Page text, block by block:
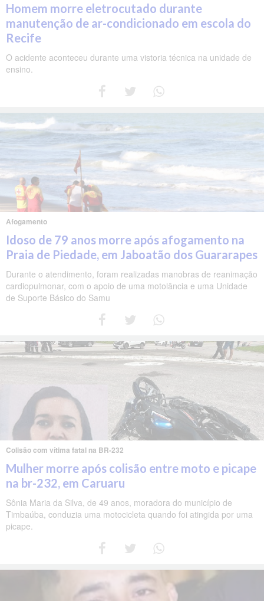
Homem morre eletrocutado durante
manutenção de ar-condicionado em escola do
Recife
O acidente aconteceu durante uma vistoria técnica na unidade de
ensino.
Afogamento
Idoso de 79 anos morre após afogamento na
Praia de Piedade, em Jaboatão dos Guararapes
Durante o atendimento, foram realizadas manobras de reanimação
cardiopulmonar, com o apoio de uma motolância e uma Unidade
de Suporte Básico do Samu
Colisão com vítima fatal na BR-232
Mulher morre após colisão entre moto e picape
na br-232, em Caruaru
Sônia Maria da Silva, de 49 anos, moradora do município de
Timbaúba, conduzia uma motocicleta quando foi atingida por uma
picape.